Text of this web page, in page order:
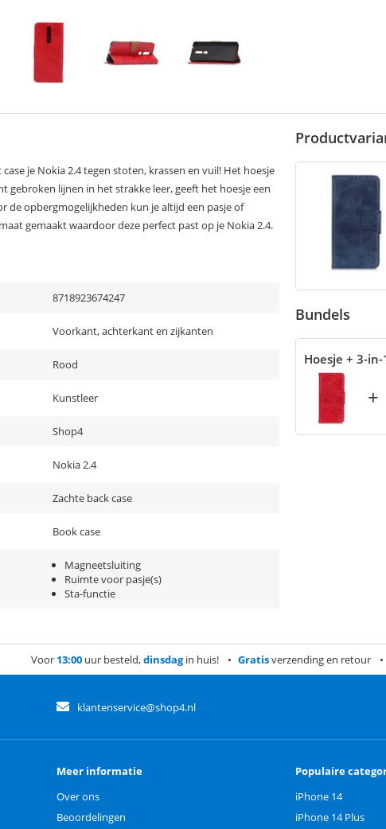
je Nokia 2.4 tegen stoten, krassen en vuil! Het hoesje
gebroken lijnen in het strakke leer, geeft het hoesje een
de opbergmogelijkheden kun je altijd een pasje of
gemaakt waardoor deze perfect past op je Nokia 2.4.
8718923674247
Voorkant, achterkant en zijkanten
Rood
Kunstleer
Shop4
Nokia 2.4
Zachte back case
Book case
Magneetsluiting
Ruimte voor pasje(s)
Sta-functie
Bundels
Hoesje + 3-
+
Voor 13:00uur besteld,dinsdagin huis! Gratisverzending en retour
klantenservice@shop4.nl
Meer informatie
Over ons
Beoordelingen
Populaire
iPhone 14
iPhone 14 Plus